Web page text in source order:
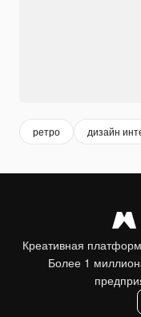
ретро дизайн
Креативная
Более 1